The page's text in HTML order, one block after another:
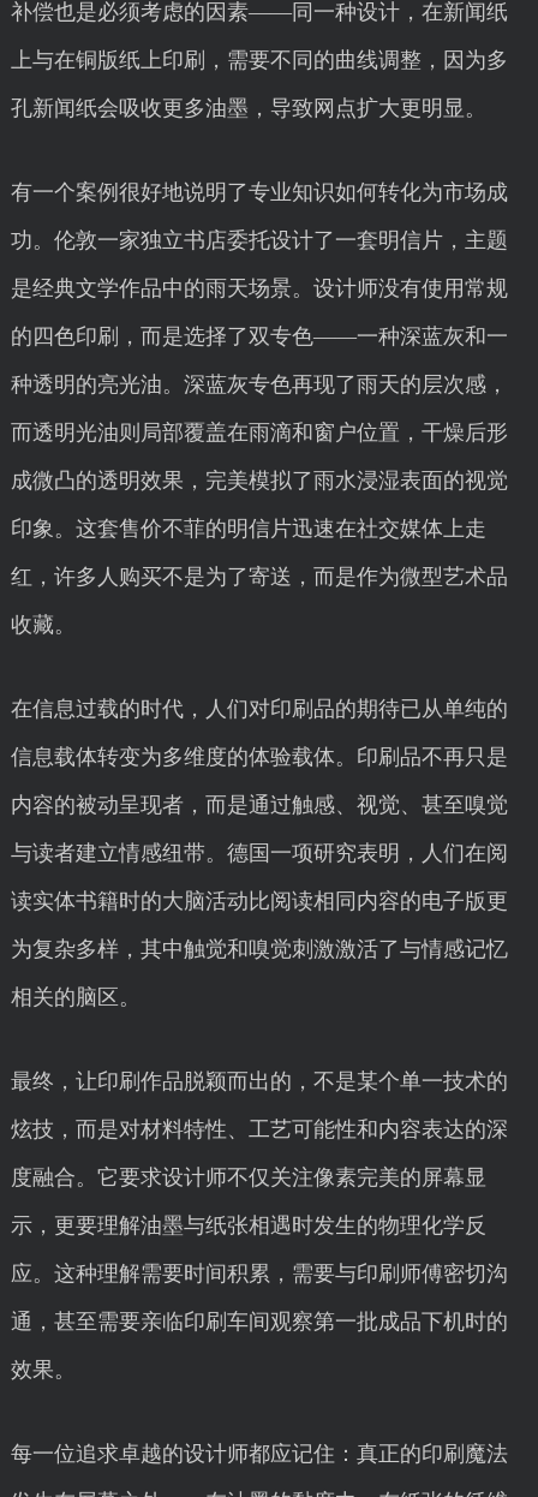
补偿也是必须考虑的因素——同一种设计，在新闻纸
上与在铜版纸上印刷，需要不同的曲线调整，因为多
孔新闻纸会吸收更多油墨，导致网点扩大更明显。
有一个案例很好地说明了专业知识如何转化为市场成
功。伦敦一家独立书店委托设计了一套明信片，主题
是经典文学作品中的雨天场景。设计师没有使用常规
的四色印刷，而是选择了双专色——一种深蓝灰和一
种透明的亮光油。深蓝灰专色再现了雨天的层次感，
而透明光油则局部覆盖在雨滴和窗户位置，干燥后形
成微凸的透明效果，完美模拟了雨水浸湿表面的视觉
印象。这套售价不菲的明信片迅速在社交媒体上走
红，许多人购买不是为了寄送，而是作为微型艺术品
收藏。
在信息过载的时代，人们对印刷品的期待已从单纯的
信息载体转变为多维度的体验载体。印刷品不再只是
内容的被动呈现者，而是通过触感、视觉、甚至嗅觉
与读者建立情感纽带。德国一项研究表明，人们在阅
读实体书籍时的大脑活动比阅读相同内容的电子版更
为复杂多样，其中触觉和嗅觉刺激激活了与情感记忆
相关的脑区。
最终，让印刷作品脱颖而出的，不是某个单一技术的
炫技，而是对材料特性、工艺可能性和内容表达的深
度融合。它要求设计师不仅关注像素完美的屏幕显
示，更要理解油墨与纸张相遇时发生的物理化学反
应。这种理解需要时间积累，需要与印刷师傅密切沟
通，甚至需要亲临印刷车间观察第一批成品下机时的
效果。
每一位追求卓越的设计师都应记住：真正的印刷魔法